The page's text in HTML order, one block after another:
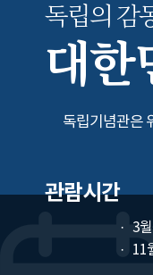
독립의 감
대한
독립기념관은
관람시간
3
11